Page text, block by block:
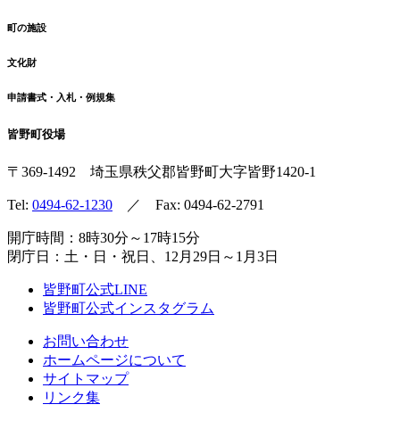
町の施設
文化財
申請書式・入札・例規集
皆野町役場
〒369-1492 埼玉県秩父郡皆野町大字皆野1420-1
Tel: 0494-62-1230 ／ Fax: 0494-62-2791
開庁時間：8時30分～17時15分
閉庁日：土・日・祝日、12月29日～1月3日
皆野町公式LINE
皆野町公式インスタグラム
お問い合わせ
ホームページについて
サイトマップ
リンク集